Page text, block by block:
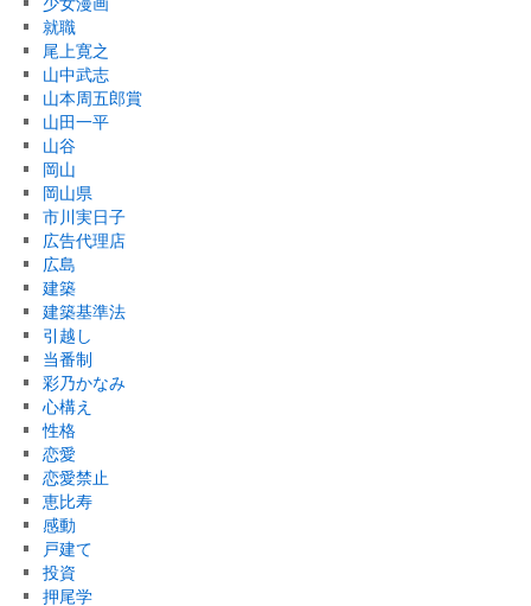
就職
尾上寛之
山中武志
山本周五郎賞
山田一平
山谷
岡山
岡山県
市川実日子
広告代理店
広島
建築
建築基準法
引越し
当番制
彩乃かなみ
心構え
性格
恋愛
恋愛禁止
恵比寿
感動
戸建て
投資
押尾学